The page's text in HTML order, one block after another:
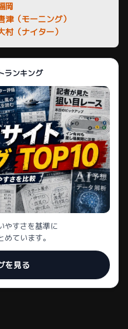
岡
津（モーニング）
村（ナイター）
ランキング
やすさを基準に
ています。
を見る